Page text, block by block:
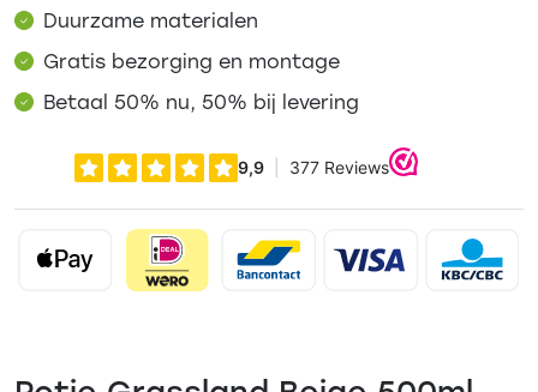
Duurzame materialen
Gratis bezorging en montage
Betaal 50% nu, 50% bij levering